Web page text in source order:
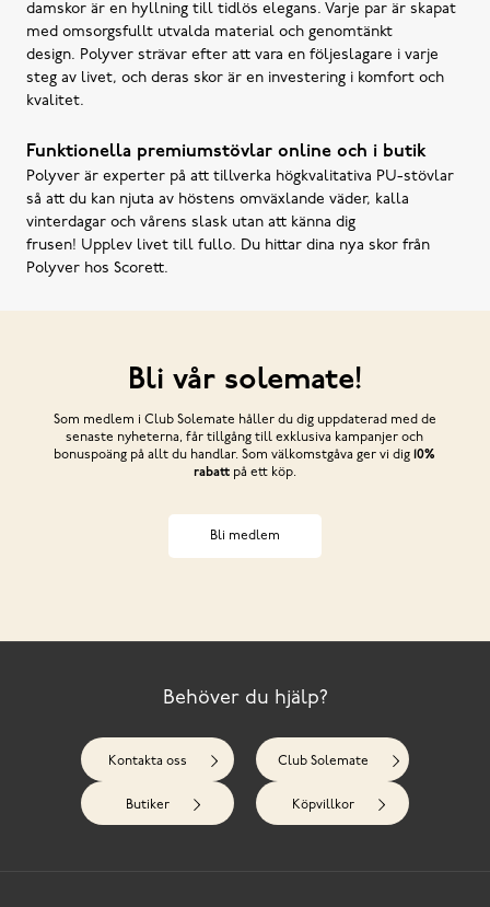
damskor är en hyllning till tidlös elegans. Varje par är skapat
med omsorgsfullt utvalda material och genomtänkt
design. Polyver strävar efter att vara en följeslagare i varje
steg av livet, och deras skor är en investering i komfort och
kvalitet.
Funktionella premiumstövlar online och i butik
Polyver är experter på att tillverka högkvalitativa PU-stövlar
så att du kan njuta av höstens omväxlande väder, kalla
vinterdagar och vårens slask utan att känna dig
frusen! Upplev livet till fullo. Du hittar dina nya skor från
Polyver hos Scorett.
Bli vår solemate!
Som medlem i Club Solemate håller du dig uppdaterad med de
senaste nyheterna, får tillgång till exklusiva kampanjer och
bonuspoäng på allt du handlar. Som välkomstgåva ger vi dig 10%
rabattpå ett köp.
Bli medlem
Behöver du hjälp?
Kontakta oss Club Solemate
Butiker Köpvillkor